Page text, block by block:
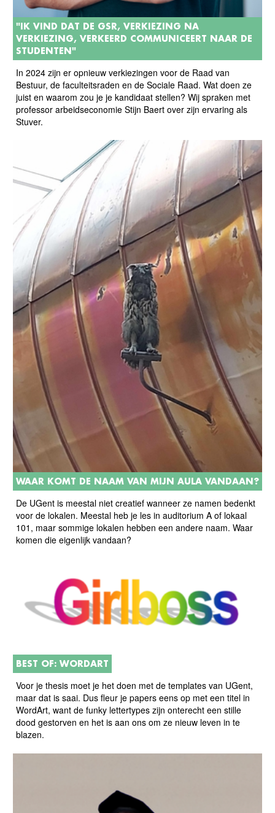
"IK VIND DAT DE GSR, VERKIEZING NA
VERKIEZING, VERKEERD COMMUNICEERT NAAR DE
STUDENTEN"
In 2024 zijn er opnieuw verkiezingen voor de Raad van
Bestuur, de faculteitsraden en de Sociale Raad. Wat doen ze
juist en waarom zou je je kandidaat stellen? Wij spraken met
professor arbeidseconomie Stijn Baert over zijn ervaring als
Stuver.
WAAR KOMT DE NAAM VAN MIJN AULA VANDAAN?
De UGent is meestal niet creatief wanneer ze namen bedenkt
voor de lokalen. Meestal heb je les in auditorium A of lokaal
101, maar sommige lokalen hebben een andere naam. Waar
komen die eigenlijk vandaan?
BEST OF: WORDART
Voor je thesis moet je het doen met de templates van UGent,
maar dat is saai. Dus fleur je papers eens op met een titel in
WordArt, want de funky lettertypes zijn onterecht een stille
dood gestorven en het is aan ons om ze nieuw leven in te
blazen.